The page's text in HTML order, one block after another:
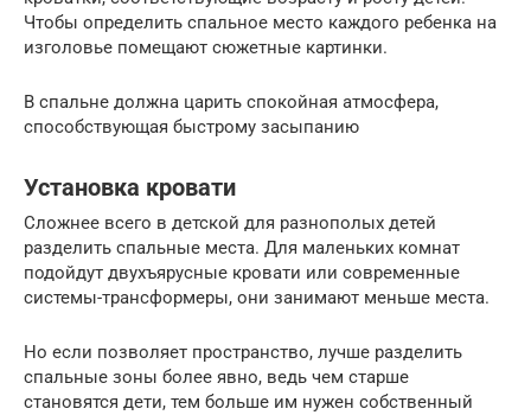
Чтобы определить спальное место каждого ребенка на
изголовье помещают сюжетные картинки.
В спальне должна царить спокойная атмосфера,
способствующая быстрому засыпанию
Установка кровати
Сложнее всего в детской для разнополых детей
разделить спальные места. Для маленьких комнат
подойдут двухъярусные кровати или современные
системы-трансформеры, они занимают меньше места.
Но если позволяет пространство, лучше разделить
спальные зоны более явно, ведь чем старше
становятся дети, тем больше им нужен собственный